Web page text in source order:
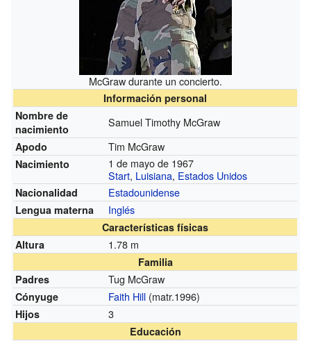
McGraw durante un concierto.
Información personal
Nombre de
nacimiento
Samuel Timothy McGraw
Apodo Tim McGraw
Nacimiento
1 de mayo de 1967
Start, Luisiana, Estados Unidos
Nacionalidad Estadounidense
Lengua materna Inglés
Características físicas
Altura
1.78 m
Familia
Padres
Tug McGraw
Cónyuge Faith Hill (matr.1996)
Hijos 3
Educación